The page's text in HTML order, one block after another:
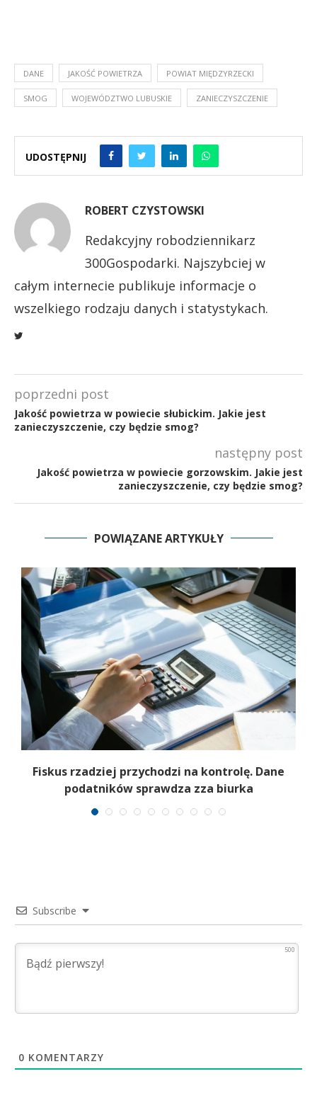
DANE JAKOŚĆ POWIETRZA POWIAT MIĘDZYRZECKI
SMOG WOJEWÓDZTWO LUBUSKIE ZANIECZYSZCZENIE
UDOSTĘPNIJ
ROBERT CZYSTOWSKI
Redakcyjny robodziennikarz
300Gospodarki. Najszybciej w
całym internecie publikuje informacje o
wszelkiego rodzaju danych i statystykach.
poprzedni post
Jakość powietrza w powiecie słubickim. Jakie jest
zanieczyszczenie, czy będzie smog?
następny post
Jakość powietrza w powiecie gorzowskim. Jakie jest
zanieczyszczenie, czy będzie smog?
POWIĄZANE ARTYKUŁY
Fiskus rzadziej przychodzi na kontrolę. Dane
podatników sprawdza zza biurka
Subscribe
500
0 KOMENTARZY